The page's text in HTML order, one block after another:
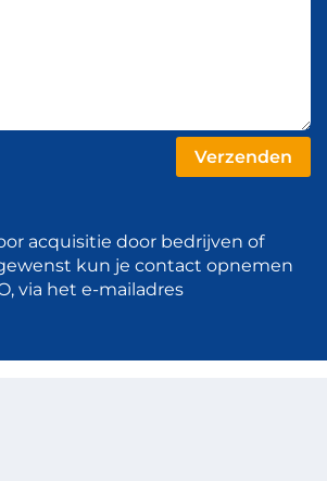
acquisitie door bedrijven of
kun je contact opnemen
via het e-mailadres